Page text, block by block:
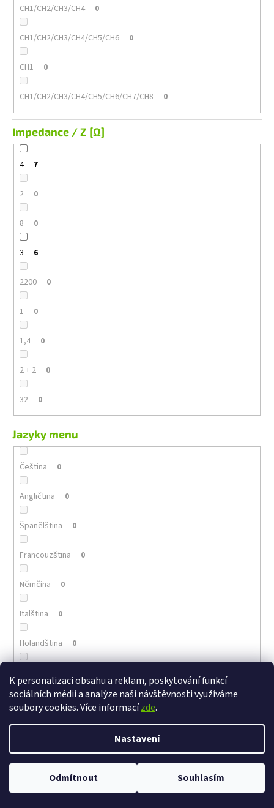
K personalizaci obsahu a reklam, poskytování funkcí
sociálních médií a analýze naší návštěvnosti využíváme
soubory cookies. Více informacízde.
Nastavení
Odmítnout Souhlasím
CH1/CH2/CH3/CH4 0
CH1/CH2/CH3/CH4/CH5/CH6 0
CH1 0
CH1/CH2/CH3/CH4/CH5/CH6/CH7/CH8 0
Impedance / Z [Ω]
4 7
2 0
8 0
3 6
2200 0
1 0
1,4 0
2 + 2 0
32 0
Jazyky menu
Čeština 0
Angličtina 0
Španělština 0
Francouzština 0
Němčina 0
Italština 0
Holandština 0
Arménština
Polština 0
Maďarština 0